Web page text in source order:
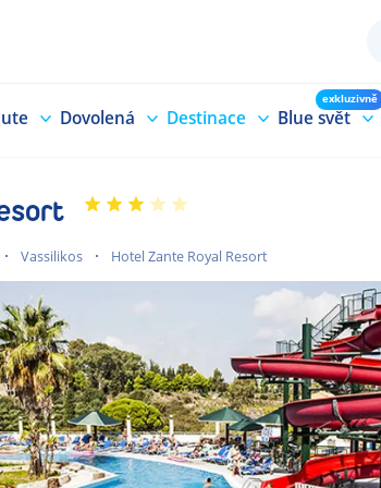
Dovolená Destinace Blue svět
exkluzivně
Vassilikos Hotel Zante Royal Resort